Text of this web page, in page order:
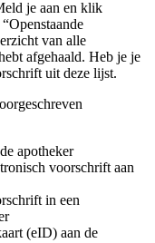
je aan en klik
van alle
afgehaald. Heb je je
uit deze lijst.
apotheker
voorschrift aan
in een
(eID) aan de